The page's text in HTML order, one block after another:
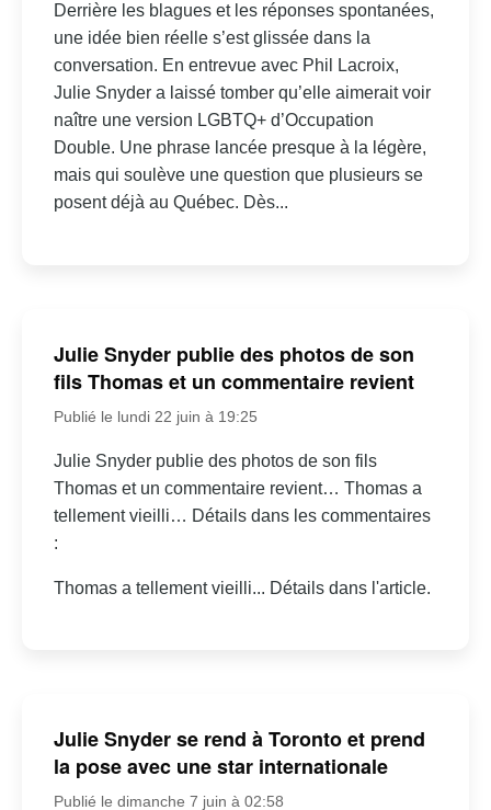
Derrière les blagues et les réponses spontanées,
une idée bien réelle s’est glissée dans la
conversation. En entrevue avec Phil Lacroix,
Julie Snyder a laissé tomber qu’elle aimerait voir
naître une version LGBTQ+ d’Occupation
Double. Une phrase lancée presque à la légère,
mais qui soulève une question que plusieurs se
posent déjà au Québec. Dès...
Julie Snyder publie des photos de son
fils Thomas et un commentaire revient
Publié le lundi 22 juin à 19:25
Julie Snyder publie des photos de son fils
Thomas et un commentaire revient… Thomas a
tellement vieilli… Détails dans les commentaires
:
Thomas a tellement vieilli... Détails dans l'article.
Julie Snyder se rend à Toronto et prend
la pose avec une star internationale
Publié le dimanche 7 juin à 02:58